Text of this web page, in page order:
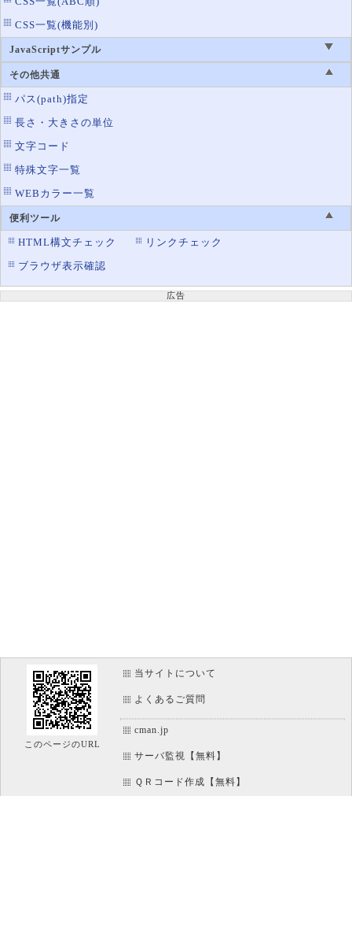
CSS一覧(機能別)
JavaScriptサンプル
その他共通
パス(path)指定
長さ・大きさの単位
文字コード
特殊文字一覧
WEBカラー一覧
便利ツール
HTML構文チェック
リンクチェック
ブラウザ表示確認
広告
このページのURL
当サイトについて
よくあるご質問
cman.jp
サーバ監視【無料】
ＱＲコード作成【無料】